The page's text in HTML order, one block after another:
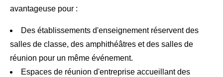
avantageuse pour :
Des établissements d'enseignement réservent des
salles de classe, des amphithéâtres et des salles de
réunion pour un même événement.
Espaces de réunion d'entreprise accueillant des